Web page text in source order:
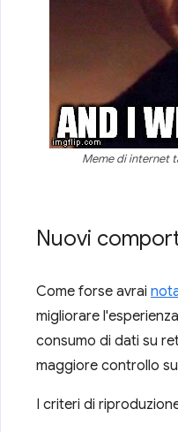
Meme di internet
Nuovi
Come forse avrai
migliorare
consumo di dati su
maggiore controllo
I criteri di